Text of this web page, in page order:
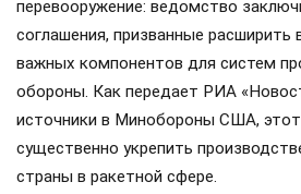
перевооружение: ведомство
соглашения, призванные расширить
важных компонентов для систем
обороны. Как передает РИА
источники в Минобороны США,
существенно укрепить
страны в ракетной сфере.